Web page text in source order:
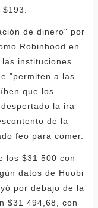
de dinero" por
Robinhood en
instituciones
"permiten a las
que los
la ira
de la
feo para comer.
los $31 500 con
datos de Huobi
por debajo de la
$31 494,68, con